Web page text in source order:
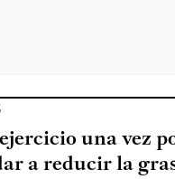
una vez
a reducir la